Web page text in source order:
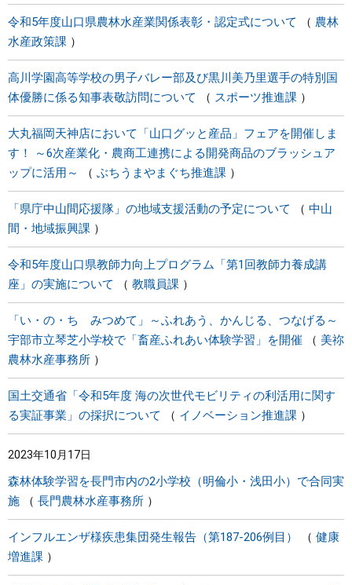
令和5年度山口県農林水産業関係表彰・認定式について
農林
水産政策課
高川学園高等学校の男子バレー部及び黒川美乃里選手の特別国
体優勝に係る知事表敬訪問について
スポーツ推進課
大丸福岡天神店において「山口グッと産品」フェアを開催しま
す！ ～6次産業化・農商工連携による開発商品のブラッシュア
ップに活用～
ぶちうまやまぐち推進課
「県庁中山間応援隊」の地域支援活動の予定について
中山
間・地域振興課
令和5年度山口県教師力向上プログラム「第1回教師力養成講
座」の実施について
教職員課
「い・の・ち みつめて」～ふれあう、かんじる、つなげる～
宇部市立琴芝小学校で「畜産ふれあい体験学習」を開催
美祢
農林水産事務所
国土交通省「令和5年度 海の次世代モビリティの利活用に関す
る実証事業」の採択について
イノベーション推進課
2023年10月17日
森林体験学習を長門市内の2小学校（明倫小・浅田小）で合同実
施
長門農林水産事務所
インフルエンザ様疾患集団発生報告（第187-206例目）
健康
増進課